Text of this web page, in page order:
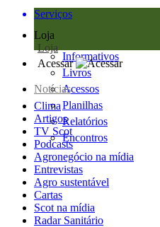
Serviços
Loja
Loja
Informativos
Livros
Acessos
Planilhas
Relatórios
Encontros
Acessar
Notícias
Clima
Artigos
TV Scot
Podcasts
Agronegócio na mídia
Entrevistas
Agro sustentável
Cartas
Scot na mídia
Radar Sanitário